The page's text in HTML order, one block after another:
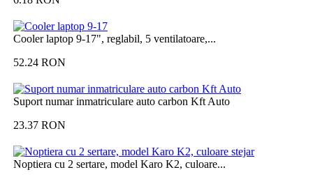
Cooler laptop 9-17", reglabil, 5 ventilatoare,...
52.24 RON
Suport numar inmatriculare auto carbon Kft Auto
23.37 RON
Noptiera cu 2 sertare, model Karo K2, culoare...